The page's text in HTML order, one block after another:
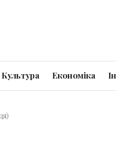
Культура Економіка